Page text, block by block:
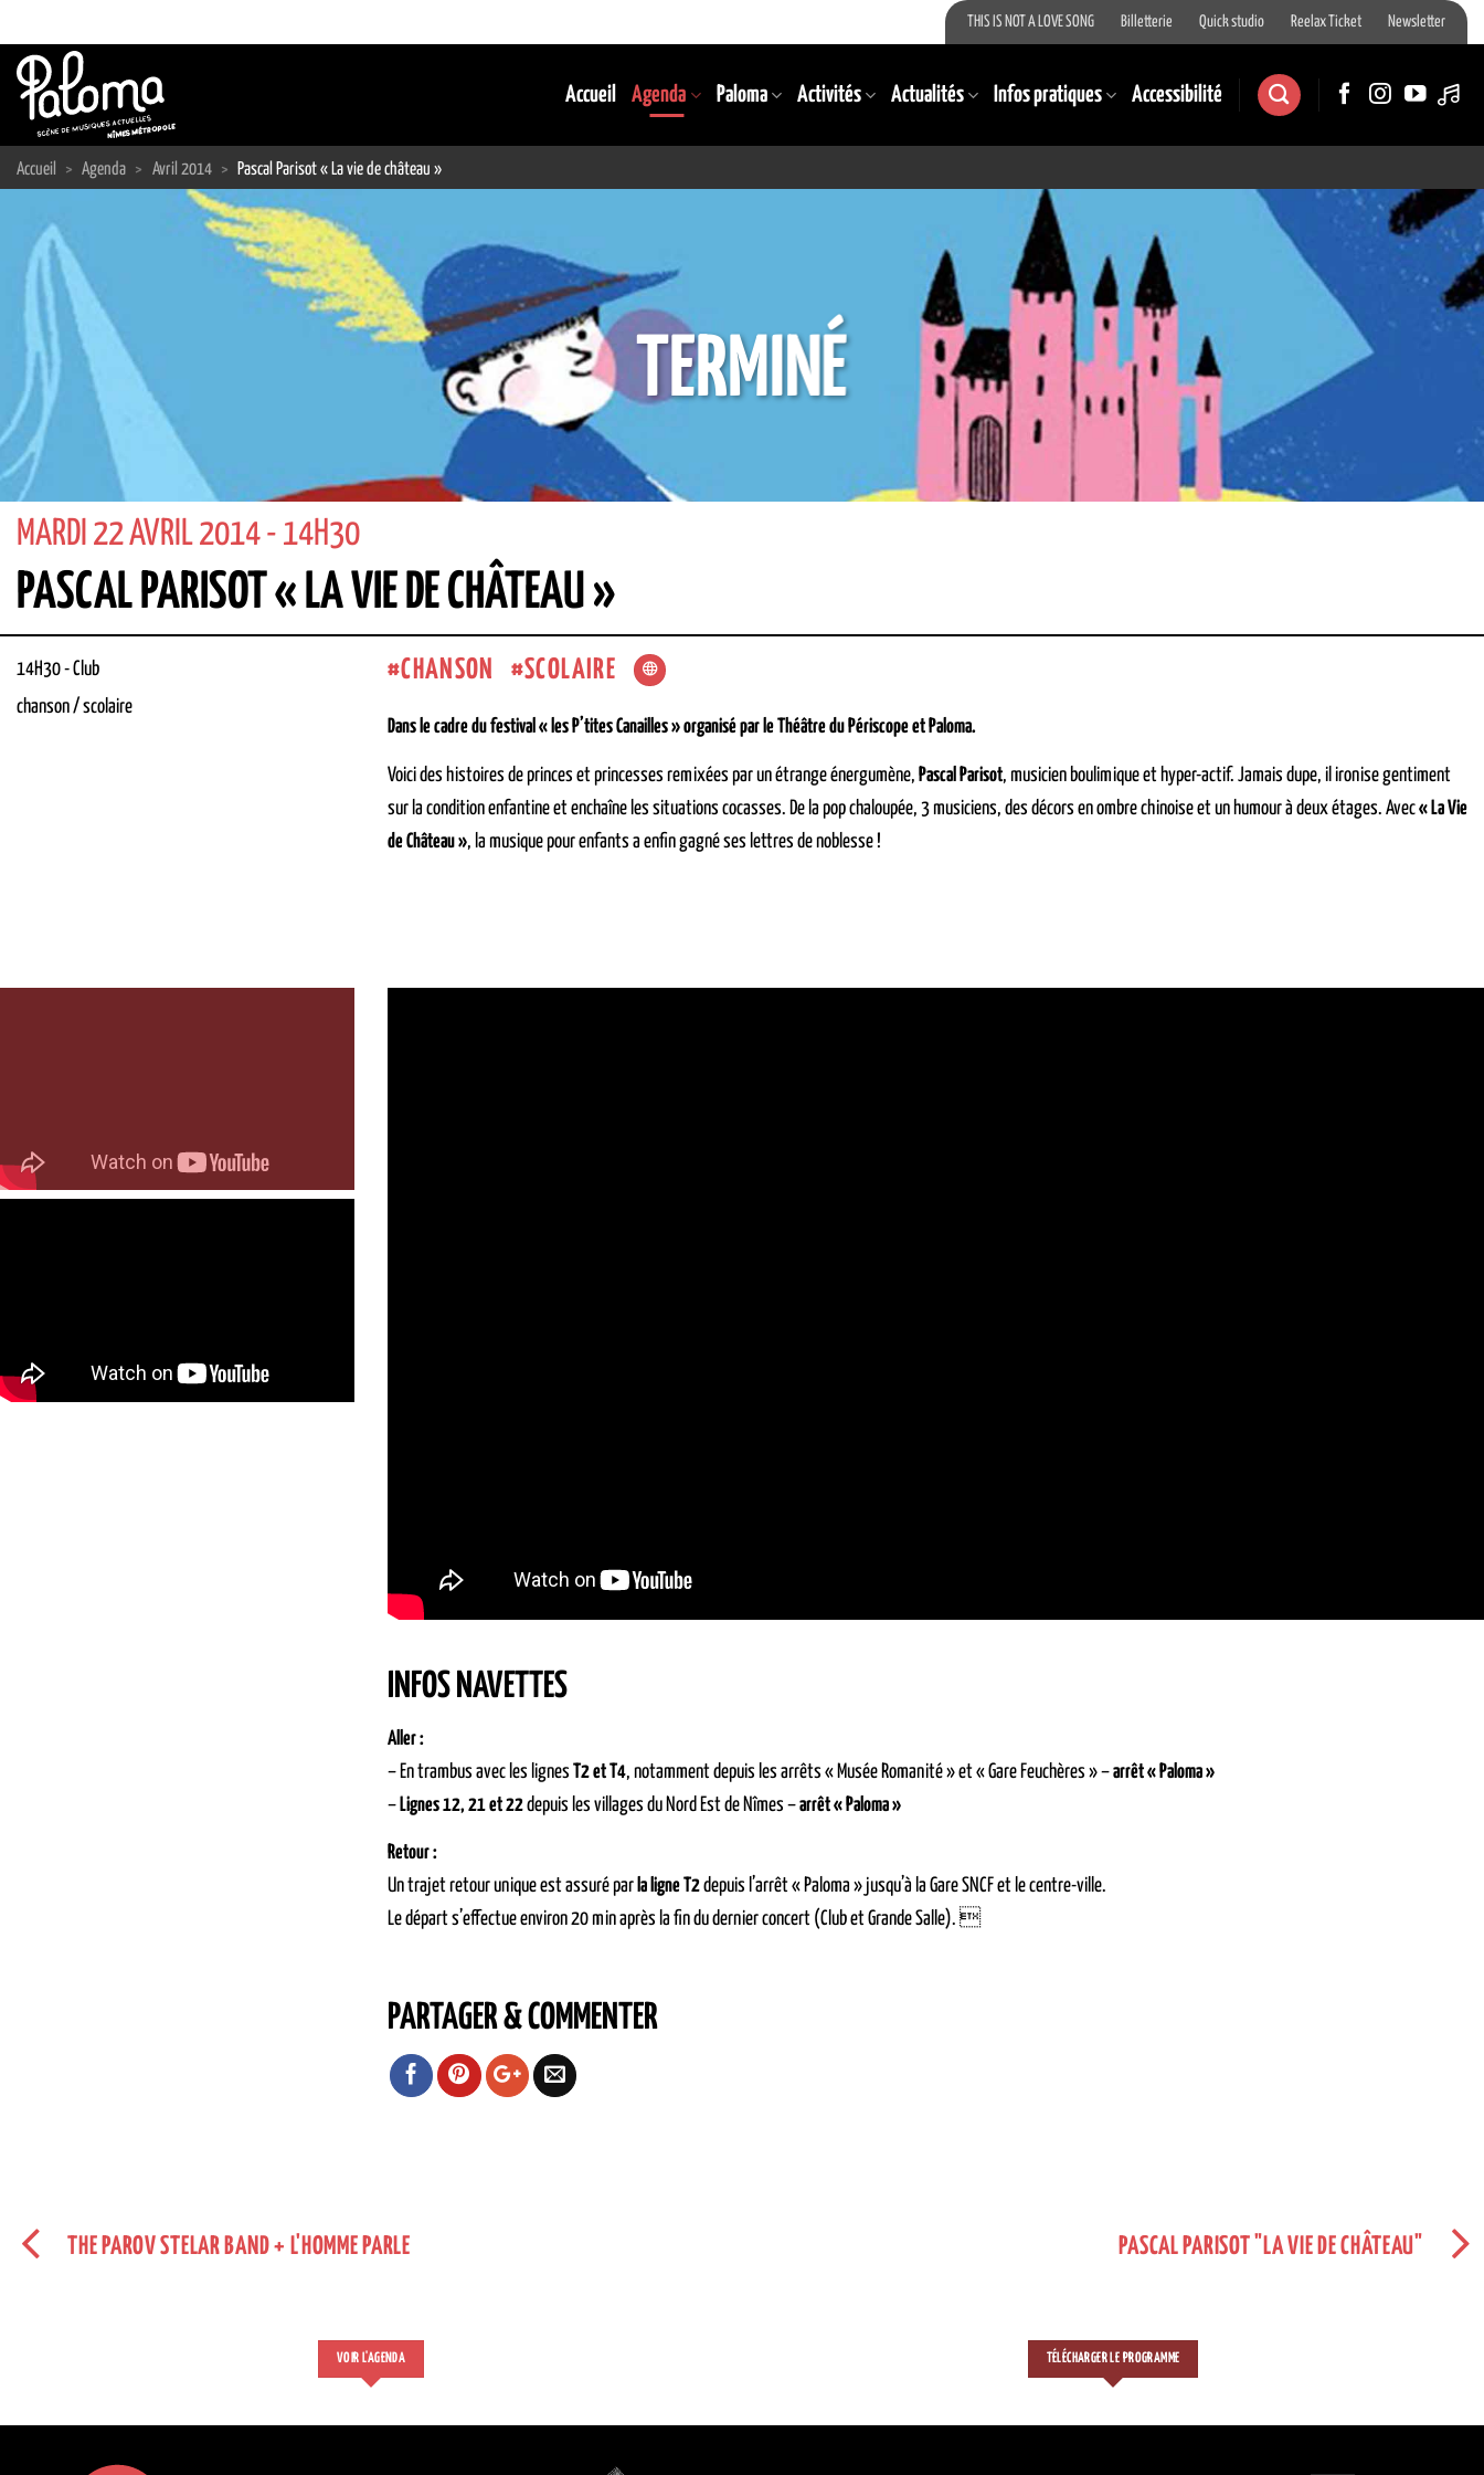
au
contenu
THIS IS NOT A LOVE SONG Billetterie Quick studio Reelax Ticket Newsletter
Accueil Agenda Paloma Activités Actualités Infos pratiques Accessibilité
Accueil > Agenda > Avril 2014 > Pascal Parisot « La vie de château »
TERMINÉ
MARDI 22 AVRIL 2014 - 14H30
PASCAL PARISOT « LA VIE DE CHÂTEAU »
14H30-Club
chanson / scolaire
CHANSON SCOLAIRE
Dans le cadre du festival « les P’tites Canailles » organisé par le Théâtre du Périscope et Paloma.
Voici des histoires de princes et princesses remixées par un étrange énergumène, Pascal Parisot, musicien boulimique et hyper-actif. Jamais dupe, il ironise gentiment
sur la condition enfantine et enchaîne les situations cocasses. De la pop chaloupée, 3 musiciens, des décors en ombre chinoise et un humour à deux étages. Avec« La Vie
de Château », la musique pour enfants a enfin gagné ses lettres de noblesse !
INFOS NAVETTES
Aller :
– En trambus avec les lignes T2 et T4, notamment depuis les arrêts « Musée Romanité » et « Gare Feuchères » –arrêt « Paloma »
– Lignes 12, 21 et 22depuis les villages du Nord Est de Nîmes –arrêt « Paloma »
Retour :
Un trajet retour unique est assuré par la ligne T2depuis l’arrêt « Paloma » jusqu’à la Gare SNCF et le centre-ville.
Le départ s’effectue environ 20 min après la fin du dernier concert (Club et Grande Salle). 
PARTAGER & COMMENTER
THE PAROV STELAR BAND + L'HOMME PARLE PASCAL PARISOT "LA VIE DE CHÂTEAU"
VOIR L'AGENDA TÉLÉCHARGER LE PROGRAMME